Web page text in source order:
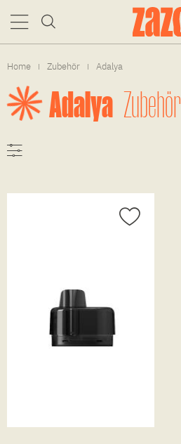
Home | Zubehör | Adalya
Adalya Zubehör